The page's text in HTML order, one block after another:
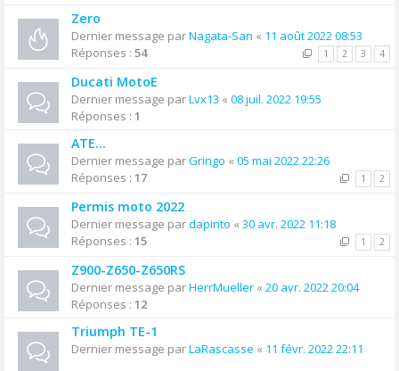
Zero
Dernier message parNagata-San « 11 août 2022 08:53
Réponses : 54 1 2 3 4
Ducati MotoE
Dernier message parLvx13 « 08 juil. 2022 19:55
Réponses : 1
ATE...
Dernier message parGringo « 05 mai 2022 22:26
Réponses : 17 1 2
Permis moto 2022
Dernier message pardapinto « 30 avr. 2022 11:18
Réponses : 15 1 2
Z900-Z650-Z650RS
Dernier message parHerrMueller « 20 avr. 2022 20:04
Réponses : 12
Triumph TE-1
Dernier message parLaRascasse « 11 févr. 2022 22:11